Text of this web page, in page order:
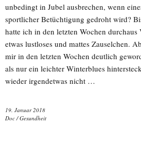
unbedingt in Jubel ausbrechen, wenn
sportlicher Betüchtigung gedroht wird?
hatte ich in den letzten Wochen durchaus
etwas lustloses und mattes Zauselchen.
mir in den letzten Wochen deutlich
als nur ein leichter Winterblues
wieder irgendetwas nicht …
19. Januar 2018
Doc /Gesundheit